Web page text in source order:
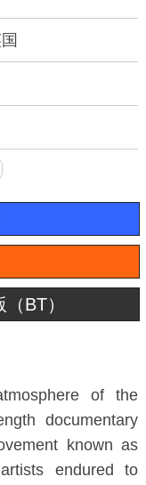
BT）
of the
documentary
known as
endured to